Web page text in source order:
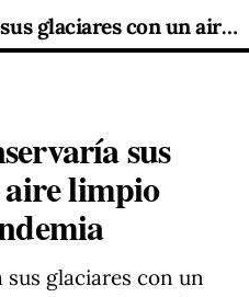
El Himalaya conservaría sus glaciares con un aire limpio como el de la pandemia
sus
aire limpio
glaciares con un